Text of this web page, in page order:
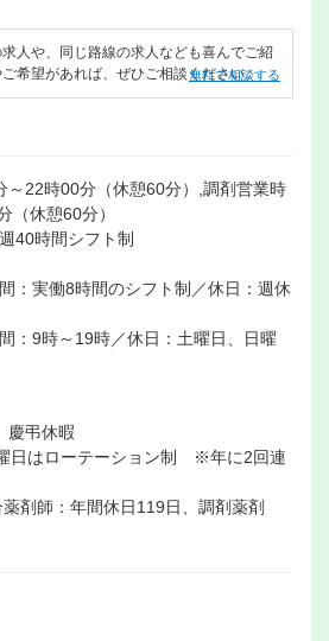
人や、同じ路線の求人なども喜んでご紹
希望があれば、ぜひご相談ください。
無料で相談する
～22時00分（休憩60分）,調剤営業時
（休憩60分）
40時間シフト制
：実働8時間のシフト制／休日：週休
：9時～19時／休日：土曜日、日曜
弔休暇
はローテーション制 ※年に2回連
剤師：年間休日119日、調剤薬剤